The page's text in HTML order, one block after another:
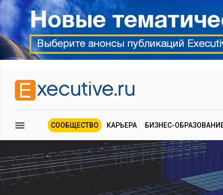
СООБЩЕСТВО КАРЬЕРА БИЗНЕС-